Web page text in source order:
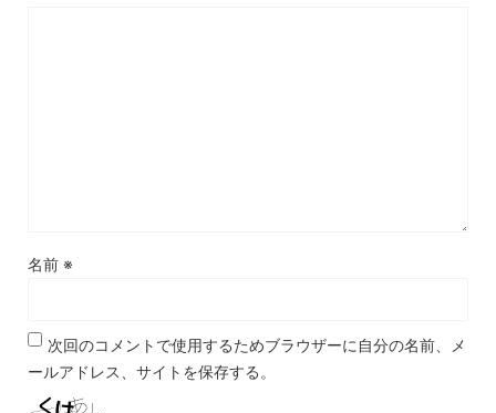
名前 ※
次回のコメントで使用するためブラウザーに自分の名前、メ
ールアドレス、サイトを保存する。